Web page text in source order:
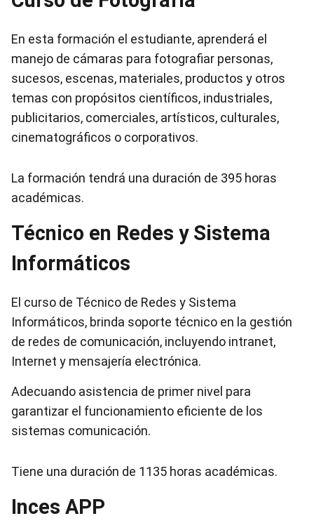
En esta formación el estudiante, aprenderá el
manejo de cámaras para fotografiar personas,
sucesos, escenas, materiales, productos y otros
temas con propósitos científicos, industriales,
publicitarios, comerciales, artísticos, culturales,
cinematográficos o corporativos.
La formación tendrá una duración de 395 horas
académicas.
Técnico en Redes y Sistema
Informáticos
El curso de Técnico de Redes y Sistema
Informáticos, brinda soporte técnico en la gestión
de redes de comunicación, incluyendo intranet,
Internet y mensajería electrónica.
Adecuando asistencia de primer nivel para
garantizar el funcionamiento eficiente de los
sistemas comunicación.
Tiene una duración de 1135 horas académicas.
Inces APP